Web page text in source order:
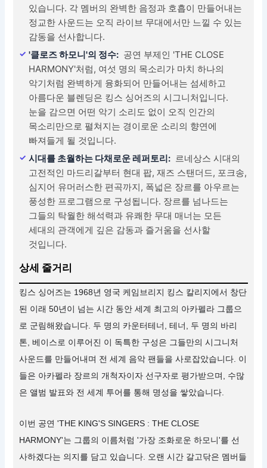
있습니다. 각 멤버의 완벽한 음정과 호흡이 만들어내는
정교한 사운드는 오직 라이브 무대에서만 느낄 수 있는
감동을 선사합니다.
'클로즈 하모니'의 정수: 공연 부제인 'THE CLOSE
HARMONY'처럼, 여섯 명의 목소리가 마치 하나의
악기처럼 완벽하게 융화되어 만들어내는 섬세하고
아름다운 블렌딩은 킹스 싱어즈의 시그니처입니다.
눈을 감으면 어떤 악기 소리도 없이 오직 인간의
목소리만으로 펼쳐지는 경이로운 소리의 향연에
빠져들게 될 것입니다.
시대를 초월하는 다채로운 레퍼토리: 르네상스 시대의
고전적인 마드리갈부터 현대 팝, 재즈 스탠더드, 포크송,
심지어 유머러스한 편곡까지, 폭넓은 장르를 아우르는
풍성한 프로그램으로 구성됩니다. 장르를 넘나드는
그들의 탁월한 해석력과 유쾌한 무대 매너는 모든
세대의 관객에게 깊은 감동과 즐거움을 선사할
것입니다.
상세 줄거리
킹스 싱어즈는 1968년 영국 케임브리지 킹스 칼리지에서 창단
된 이래 50년이 넘는 시간 동안 세계 최고의 아카펠라 그룹으
로 군림해왔습니다. 두 명의 카운터테너, 테너, 두 명의 바리
톤, 베이스로 이루어진 이 독특한 구성은 그들만의 시그니처
사운드를 만들어내며 전 세계 음악 팬들을 사로잡았습니다. 이
들은 아카펠라 장르의 개척자이자 선구자로 평가받으며, 수많
은 앨범 발표와 전 세계 투어를 통해 명성을 쌓았습니다.
이번 공연 'THE KING'S SINGERS : THE CLOSE
HARMONY'는 그룹의 이름처럼 '가장 조화로운 하모니'를 선
사하겠다는 의지를 담고 있습니다. 오랜 시간 갈고닦은 멤버들